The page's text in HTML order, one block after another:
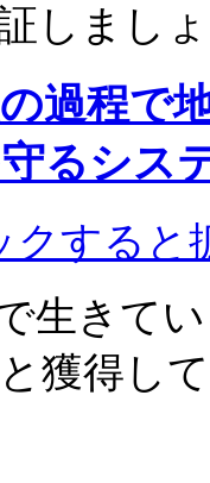
しまし
過程で
るシス
生きて
獲得し